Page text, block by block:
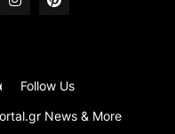
News & More
Follow Us